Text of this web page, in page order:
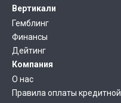
Вертикали
Гемблинг
Финансы
Дейтинг
Компания
О нас
Правила оплаты кредитной